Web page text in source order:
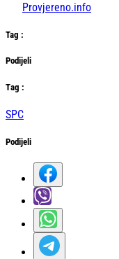
Provjereno.info
Tag :
Podijeli
Тag :
SPC
Podijeli